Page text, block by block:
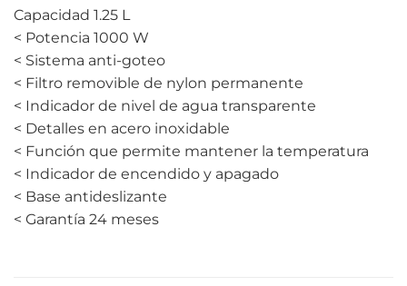
Capacidad 1.25 L
< Potencia 1000 W
< Sistema anti-goteo
< Filtro removible de nylon permanente
< Indicador de nivel de agua transparente
< Detalles en acero inoxidable
< Función que permite mantener la temperatura
< Indicador de encendido y apagado
< Base antideslizante
< Garantía 24 meses